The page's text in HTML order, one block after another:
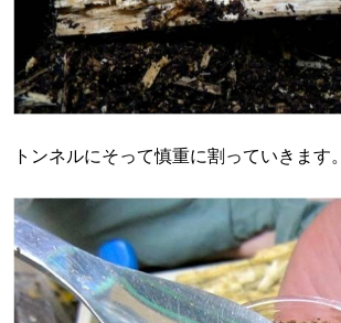
トンネルにそって慎重に割っていきます。